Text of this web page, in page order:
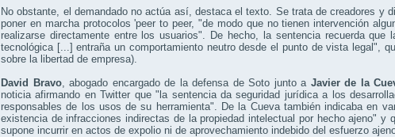
No obstante, el demandado no actúa así, destaca el texto. Se trata de creadores y
poner en marcha protocolos 'peer to peer, "de modo que no tienen intervención
realizarse directamente entre los usuarios". De hecho, la sentencia recuerda que
tecnológica [...] entraña un comportamiento neutro desde el punto de vista legal",
sobre la libertad de empresa).
David Bravo, abogado encargado de la defensa de Soto junto a Javier de la
noticia afirmando en Twitter que "la sentencia da seguridad jurídica a los
responsables de los usos de su herramienta". De la Cueva también indicaba en
existencia de infracciones indirectas de la propiedad intelectual por hecho ajeno" y
supone incurrir en actos de expolio ni de aprovechamiento indebido del esfuerzo